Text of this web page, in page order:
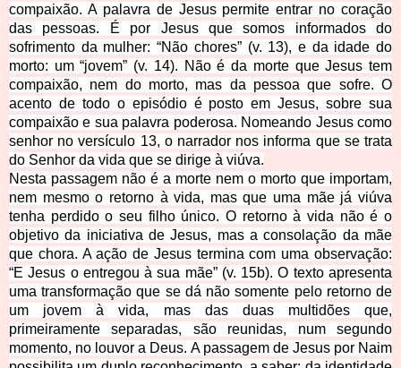
compaixão. A palavra de Jesus permite entrar no coração
das pessoas. É por Jesus que somos informados do
sofrimento da mulher: “Não chores” (v. 13), e da idade do
morto: um “jovem” (v. 14). Não é da morte que Jesus tem
compaixão, nem do morto, mas da pessoa que sofre. O
acento de todo o episódio é posto em Jesus, sobre sua
compaixão e sua palavra poderosa. Nomeando Jesus como
senhor no versículo 13, o narrador nos informa que se trata
do Senhor da vida que se dirige à viúva.
Nesta passagem não é a morte nem o morto que importam,
nem mesmo o retorno à vida, mas que uma mãe já viúva
tenha perdido o seu filho único. O retorno à vida não é o
objetivo da iniciativa de Jesus, mas a consolação da mãe
que chora. A ação de Jesus termina com uma observação:
“E Jesus o entregou à sua mãe” (v. 15b). O texto apresenta
uma transformação que se dá não somente pelo retorno de
um jovem à vida, mas das duas multidões que,
primeiramente separadas, são reunidas, num segundo
momento, no louvor a Deus. A passagem de Jesus por Naim